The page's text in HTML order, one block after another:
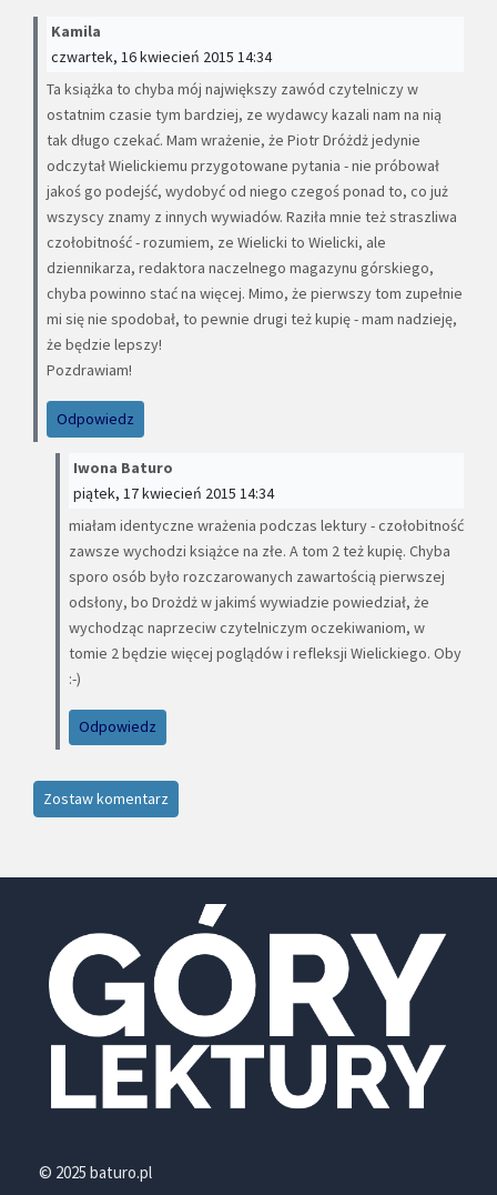
Kamila
czwartek, 16 kwiecień 2015 14:34
Ta książka to chyba mój największy zawód czytelniczy w
ostatnim czasie tym bardziej, ze wydawcy kazali nam na nią
tak długo czekać. Mam wrażenie, że Piotr Dróżdż jedynie
odczytał Wielickiemu przygotowane pytania - nie próbował
jakoś go podejść, wydobyć od niego czegoś ponad to, co już
wszyscy znamy z innych wywiadów. Raziła mnie też straszliwa
czołobitność - rozumiem, ze Wielicki to Wielicki, ale
dziennikarza, redaktora naczelnego magazynu górskiego,
chyba powinno stać na więcej. Mimo, że pierwszy tom zupełnie
mi się nie spodobał, to pewnie drugi też kupię - mam nadzieję,
że będzie lepszy!
Pozdrawiam!
Odpowiedz
Iwona Baturo
piątek, 17 kwiecień 2015 14:34
miałam identyczne wrażenia podczas lektury - czołobitność
zawsze wychodzi książce na złe. A tom 2 też kupię. Chyba
sporo osób było rozczarowanych zawartością pierwszej
odsłony, bo Drożdż w jakimś wywiadzie powiedział, że
wychodząc naprzeciw czytelniczym oczekiwaniom, w
tomie 2 będzie więcej poglądów i refleksji Wielickiego. Oby
:-)
Odpowiedz
Zostaw komentarz
© 2025 baturo.pl